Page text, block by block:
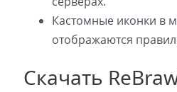
Кастомные иконки в
отображаются
Скачать